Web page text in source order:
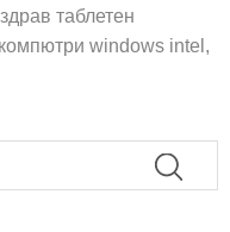
таблетен
windows intel,